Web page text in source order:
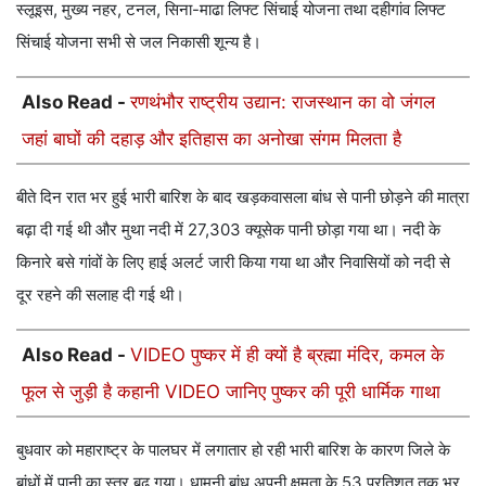
स्लूइस, मुख्य नहर, टनल, सिना-माढा लिफ्ट सिंचाई योजना तथा दहीगांव लिफ्ट
सिंचाई योजना सभी से जल निकासी शून्य है।
Also Read -रणथंभौर राष्ट्रीय उद्यान: राजस्थान का वो जंगल
जहां बाघों की दहाड़ और इतिहास का अनोखा संगम मिलता है
बीते दिन रात भर हुई भारी बारिश के बाद खड़कवासला बांध से पानी छोड़ने की मात्रा
बढ़ा दी गई थी और मुथा नदी में 27,303 क्यूसेक पानी छोड़ा गया था। नदी के
किनारे बसे गांवों के लिए हाई अलर्ट जारी किया गया था और निवासियों को नदी से
दूर रहने की सलाह दी गई थी।
Also Read - VIDEO पुष्कर में ही क्यों है ब्रह्मा मंदिर, कमल के
फूल से जुड़ी है कहानी VIDEO जानिए पुष्कर की पूरी धार्मिक गाथा
बुधवार को महाराष्ट्र के पालघर में लगातार हो रही भारी बारिश के कारण जिले के